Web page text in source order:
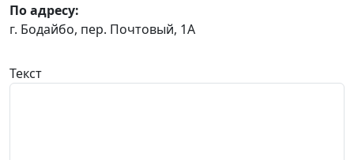
По адресу:
г. Бодайбо, пер. Почтовый, 1А
Текст